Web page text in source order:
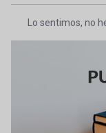
Lo sentimos, no